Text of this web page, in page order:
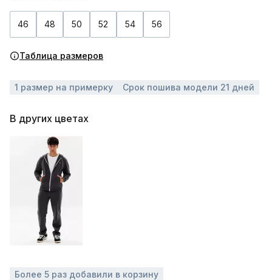
46 48 50 52 54 56
Таблица размеров
1 размер на примерку Срок пошива модели 21 дней
В других цветах
Более 5 раз добавили в корзину